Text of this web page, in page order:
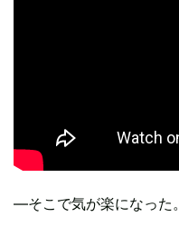
―そこで気が楽になった。